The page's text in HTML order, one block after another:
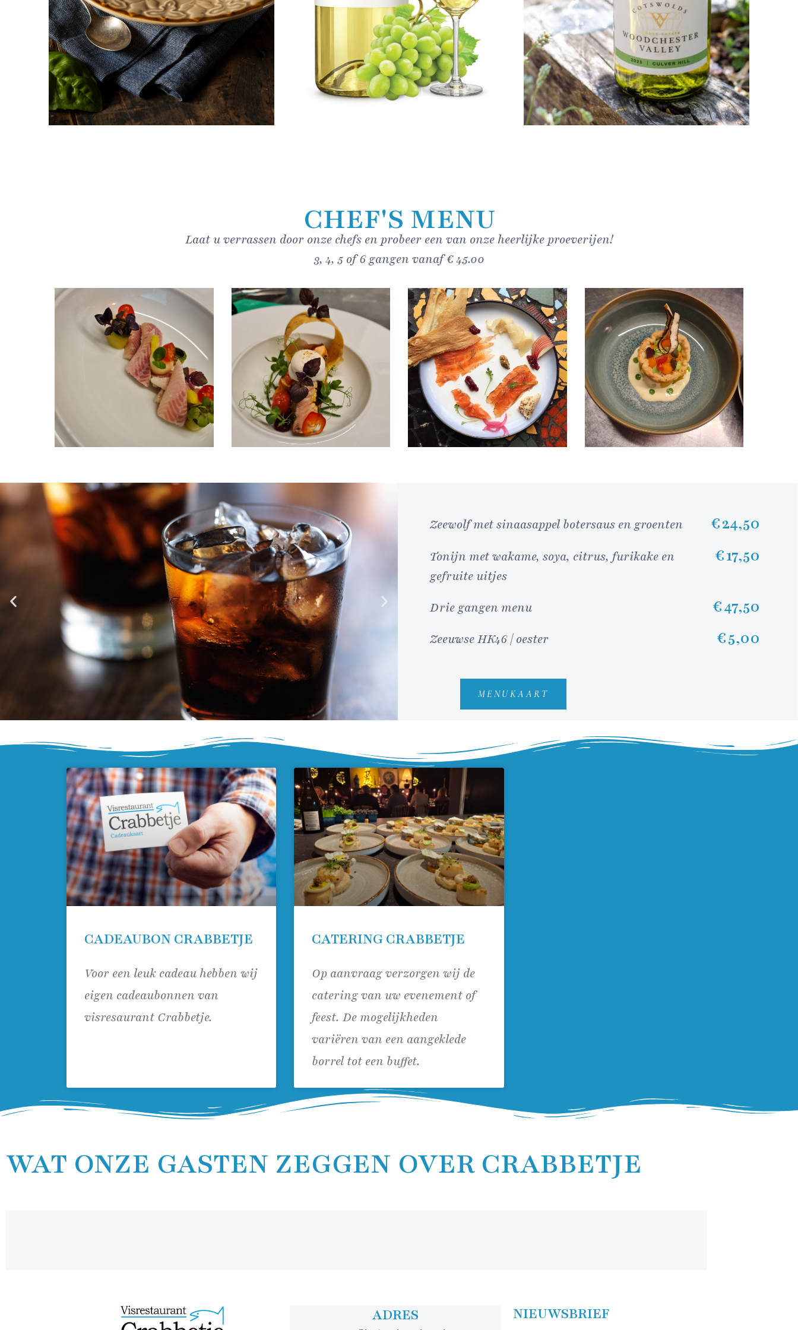
CHEF'S MENU
Laat u verrassen door onze chefs en probeer een van onze heerlijke proeverijen!
3, 4, 5 of 6 gangen vanaf € 45.00
Zeewolf met sinaasappel botersaus en groenten € 24,50
Tonijn met wakame, soya, citrus, furikake en
gefruite uitjes
€ 17,50
Drie gangen menu € 47,50
Zeeuwse HK46 | oester € 5,00
MENUKAART
CADEAUBON CRABBETJE
Voor een leuk cadeau hebben wij
eigen cadeaubonnen van
visresaurant Crabbetje.
CATERING CRABBETJE
Op aanvraag verzorgen wij de
catering van uw evenement of
feest. De mogelijkheden
variëren van een aangeklede
borrel tot een buffet.
WAT ONZE GASTEN ZEGGEN OVER CRABBETJE
ADRES NIEUWSBRIEF